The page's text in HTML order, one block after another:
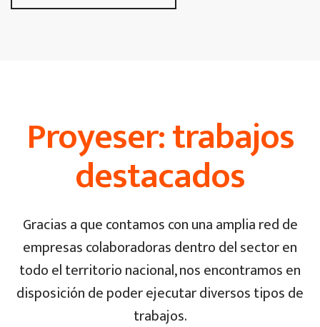
Proyeser: trabajos
destacados
Gracias a que contamos con una amplia red de
empresas colaboradoras dentro del sector en
todo el territorio nacional, nos encontramos en
disposición de poder ejecutar diversos tipos de
trabajos.